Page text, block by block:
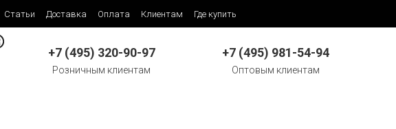
Статьи Доставка Оплата Клиентам Где купить
+7 (495) 320-90-97
Розничным клиентам
+7 (495) 981-54-94
Оптовым клиентам